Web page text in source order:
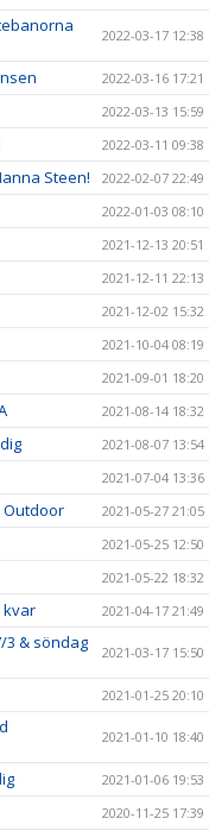
2022-03-17 12:38
2022-03-16 17:21
2022-03-13 15:59
2022-03-11 09:38
Steen! 2022-02-07 22:49
2022-01-03 08:10
2021-12-13 20:51
2021-12-11 22:13
2021-12-02 15:32
2021-10-04 08:19
2021-09-01 18:20
2021-08-14 18:32
2021-08-07 13:54
2021-07-04 13:36
Outdoor 2021-05-27 21:05
2021-05-25 12:50
2021-05-22 18:32
kvar 2021-04-17 21:49
3 & söndag
2021-03-17 15:50
2021-01-25 20:10
2021-01-10 18:40
2021-01-06 19:53
2020-11-25 17:39